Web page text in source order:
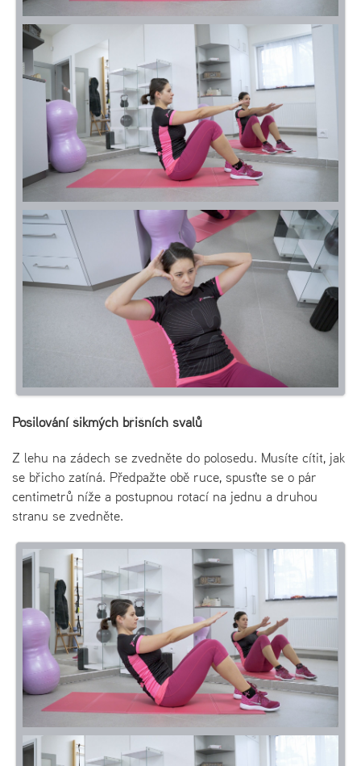
Posilování šikmých břišních svalů
Z lehu na zádech se zvedněte do polosedu. Musíte cítit, jak
se břicho zatíná. Předpažte obě ruce, spusťte se o pár
centimetrů níže a postupnou rotací na jednu a druhou
stranu se zvedněte.